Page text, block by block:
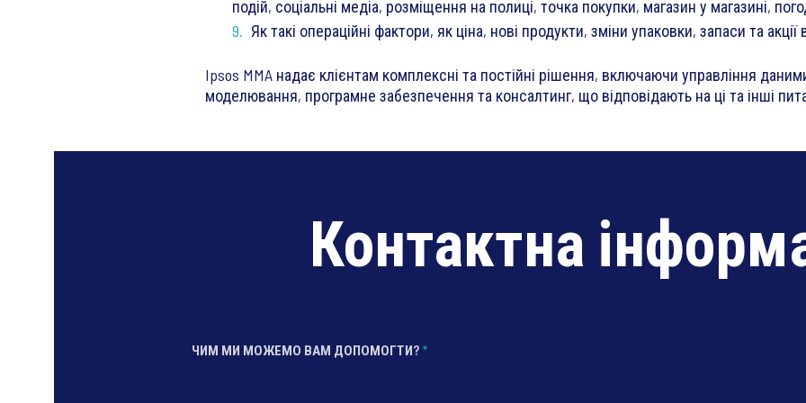
подій, соціальні медіа, розміщення на полиці, точка покупки, магазин у магазині,
Як такі операційні фактори, як ціна, нові продукти, зміни упаковки, запаси та
Ipsos MMA надає клієнтам комплексні та постійні рішення, включаючи управління
моделювання, програмне забезпечення та консалтинг, що відповідають на ці та інші
Контактна
ЧИМ МИ МОЖЕМО ВАМ ДОПОМОГТИ? *